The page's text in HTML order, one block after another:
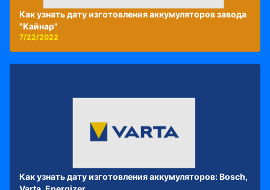
Как узнать дату изготовления аккумуляторов завода
"Кайнар"
7/22/2022
Как узнать дату изготовления аккумуляторов: Bosch,